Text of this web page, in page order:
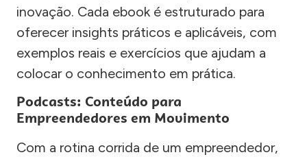
inovação. Cada ebook é estruturado para
oferecer insights práticos e aplicáveis, com
exemplos reais e exercícios que ajudam a
colocar o conhecimento em prática.
Podcasts: Conteúdo para
Empreendedores em Movimento
Com a rotina corrida de um empreendedor,